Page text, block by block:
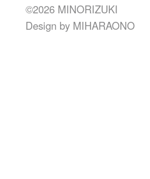
©2026 MINORIZUKI
Design by MIHARAONO